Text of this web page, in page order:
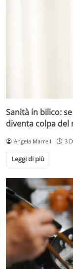
Sanità in bilico:
diventa colpa del
Angela Marrelli 3
Leggi di più